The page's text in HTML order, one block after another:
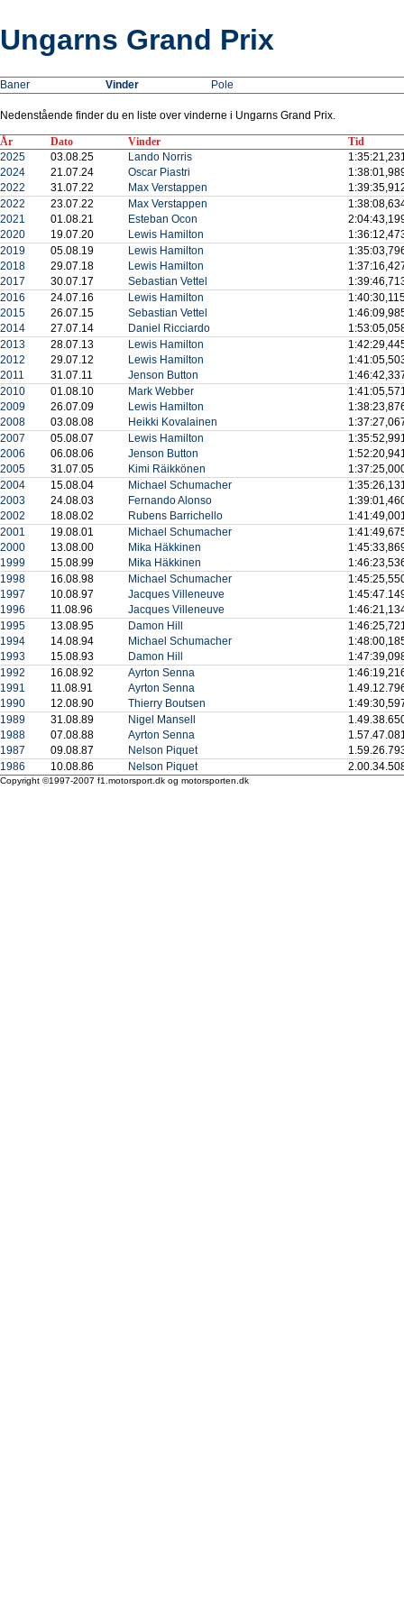
Ungarns Grand Prix
Baner Vinder Pole
Nedenstående finder du en liste over vinderne i Ungarns Grand Prix.
År Dato Vinder
Tid
2025
03.08.25 Lando Norris
2024
21.07.24 Oscar Piastri
2022
31.07.22 Max Verstappen
2022
23.07.22 Max Verstappen
2021
01.08.21 Esteban Ocon
2020
19.07.20 Lewis Hamilton
2019
05.08.19 Lewis Hamilton
2018
29.07.18 Lewis Hamilton
2017
30.07.17 Sebastian Vettel
2016
24.07.16 Lewis Hamilton
2015
26.07.15 Sebastian Vettel
2014
27.07.14 Daniel Ricciardo
2013
28.07.13 Lewis Hamilton
2012
29.07.12 Lewis Hamilton
2011
31.07.11 Jenson Button
2010
01.08.10 Mark Webber
2009
26.07.09 Lewis Hamilton
2008
03.08.08 Heikki Kovalainen
2007
05.08.07 Lewis Hamilton
2006
06.08.06 Jenson Button
2005
31.07.05 Kimi Räikkönen
2004
15.08.04 Michael Schumacher
2003
24.08.03 Fernando Alonso
2002
18.08.02 Rubens Barrichello
2001
19.08.01 Michael Schumacher
2000
13.08.00 Mika Häkkinen
1999
15.08.99 Mika Häkkinen
1998
16.08.98 Michael Schumacher
1997
10.08.97 Jacques Villeneuve
1996
11.08.96 Jacques Villeneuve
1995
13.08.95 Damon Hill
1994
14.08.94 Michael Schumacher
1993
15.08.93 Damon Hill
1992
16.08.92 Ayrton Senna
1991
11.08.91 Ayrton Senna
1990
12.08.90 Thierry Boutsen
1989
31.08.89 Nigel Mansell
1988
07.08.88 Ayrton Senna
1987
09.08.87 Nelson Piquet
1986
10.08.86 Nelson Piquet
Copyright ©1997-2007 f1.motorsport.dk og motorsporten.dk